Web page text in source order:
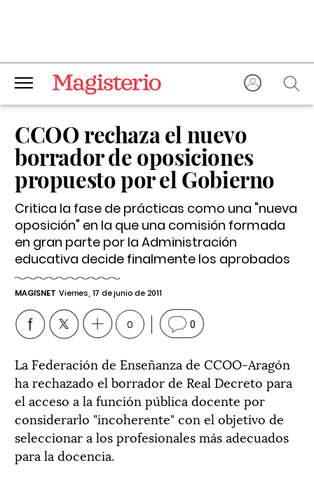
CCOO rechaza el nuevo
borrador de oposiciones
propuesto por el Gobierno
Critica la fase de prácticas como una "nueva
oposición" en la que una comisión formada
en gran parte por la Administración
educativa decide finalmente los aprobados
MAGISNET Viernes, 17 de junio de 2011
0 0
La Federación de Enseñanza de CCOO-Aragón
ha rechazado el borrador de Real Decreto para
el acceso a la función pública docente por
considerarlo "incoherente" con el objetivo de
seleccionar a los profesionales más adecuados
para la docencia.